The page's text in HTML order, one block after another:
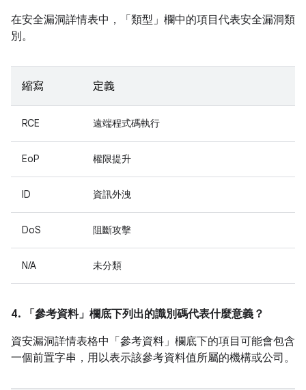
在安全漏洞詳情表中，「類型」 欄中的項目代表安全漏洞類
別。
縮寫 定義
RCE 遠端程式碼執行
EoP 權限提升
ID 資訊外洩
DoS 阻斷攻擊
N/A 未分類
4. 「參考資料」 欄底下列出的識別碼代表什麼意義？
資安漏洞詳情表格中「參考資料」 欄底下的項目可能會包含
一個前置字串，用以表示該參考資料值所屬的機構或公司。